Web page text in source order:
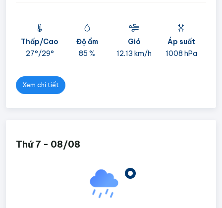
Thấp/Cao
27°/29°
Độ ẩm
85 %
Gió
12.13 km/h
Áp suất
1008 hPa
Xem chi tiết
Thứ 7 - 08/08
°